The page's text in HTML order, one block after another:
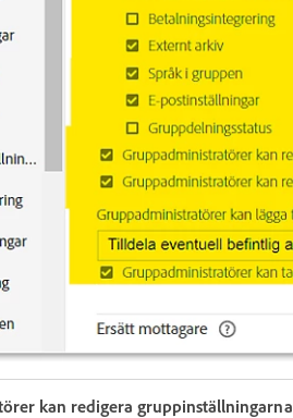
kan redigera gruppinställningarna